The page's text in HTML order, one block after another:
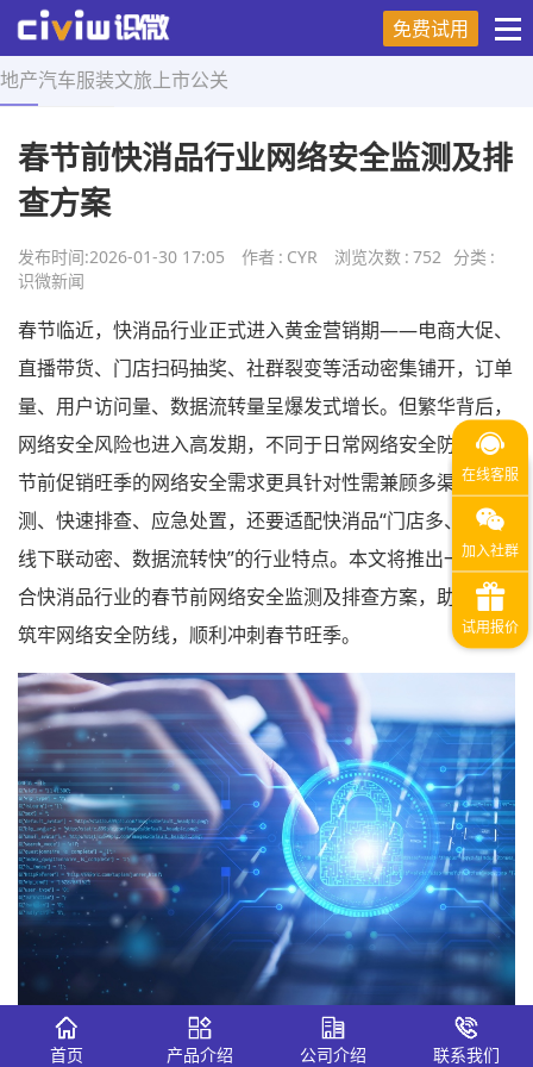
免费试用
地产汽车服装文旅 上市公关
首页 > 舆情研究 > 正文
春节前快消品行业网络安全监测及排
查方案
发布时间:2026-01-30 17:05 作者 : CYR 浏览次数 : 752 分类 :
识微新闻
春节临近，快消品行业正式进入黄金营销期——电商大促、
直播带货、门店扫码抽奖、社群裂变等活动密集铺开，订单
量、用户访问量、数据流转量呈爆发式增长。但繁华背后，
网络安全风险也进入高发期，不同于日常网络安全防护，春
节前促销旺季的网络安全需求更具针对性需兼顾多渠道监
测、快速排查、应急处置，还要适配快消品“门店多、线上
线下联动密、数据流转快”的行业特点。本文将推出一套贴
合快消品行业的春节前网络安全监测及排查方案，助力企业
筑牢网络安全防线，顺利冲刺春节旺季。
一、双重聚焦：技术风险与舆情风险同步监测
首页 产品介绍 公司介绍 联系我们